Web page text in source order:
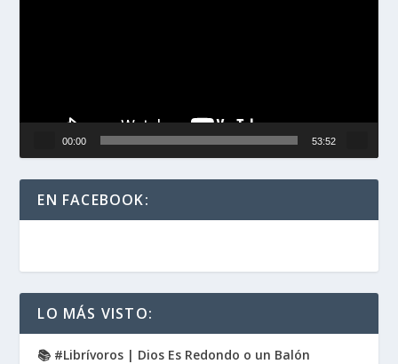
00:00 53:52
EN FACEBOOK:
LO MÁS VISTO:
📚 #Librívoros | Dios Es Redondo o un Balón